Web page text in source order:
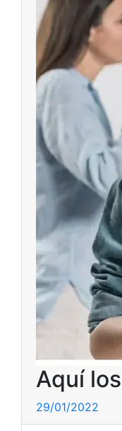
Aquí
29/01/2022